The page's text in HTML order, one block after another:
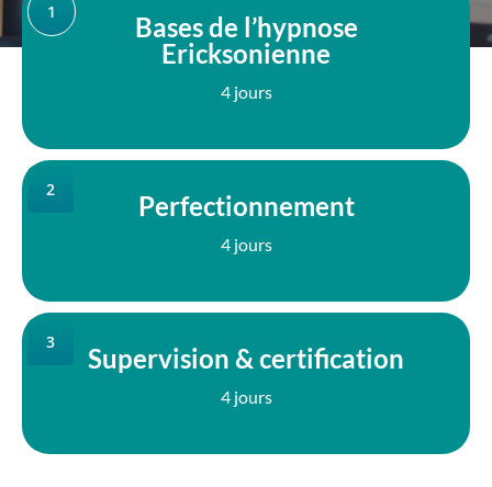
1
Bases de l’hypnose
Ericksonienne
4 jours
2
Perfectionnement
4 jours
3
Supervision & certification
4 jours